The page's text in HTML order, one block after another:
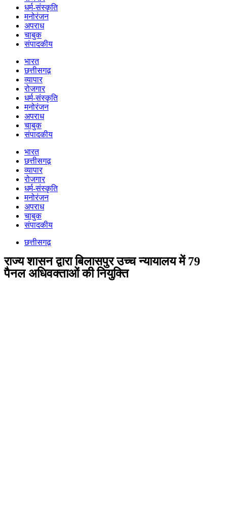
धर्म-संस्कृति
मनोरंजन
अपराध
चाबुक
संपादकीय
भारत
छत्तीसगढ़
व्यापार
रोजगार
धर्म-संस्कृति
मनोरंजन
अपराध
चाबुक
संपादकीय
भारत
छत्तीसगढ़
व्यापार
रोजगार
धर्म-संस्कृति
मनोरंजन
अपराध
चाबुक
संपादकीय
छत्तीसगढ़
राज्य शासन द्वारा बिलासपुर उच्च न्यायालय में 79
पैनल अधिवक्ताओं की नियुक्ति